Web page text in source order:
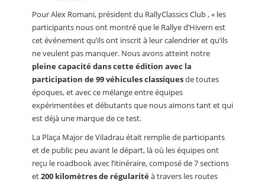
Pour Alex Romani, président du RallyClassics Club , « les
participants nous ont montré que le Rallye d’Hivern est
cet événement qu’ils ont inscrit à leur calendrier et qu’ils
ne veulent pas manquer. Nous avons atteint notre
pleine capacité dans cette édition avec la
participation de 99 véhicules classiquesde toutes
époques, et avec ce mélange entre équipes
expérimentées et débutants que nous aimons tant et qui
est déjà une marque de ce test.
La Plaça Major de Viladrau était remplie de participants
et de public peu avant le départ, là où les équipes ont
reçu le roadbook avec l’itinéraire, composé de 7 sections
et200 kilomètres de régularitéà travers les routes